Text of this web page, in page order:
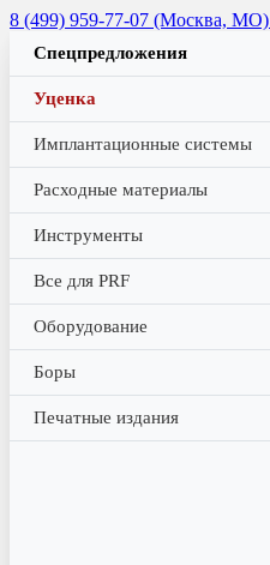
8 (499) 959-77-07 (Москва, МО)
Спецпредложения
Уценка
Имплантационные системы
Расходные материалы
Инструменты
Все для PRF
Оборудование
Боры
Печатные издания